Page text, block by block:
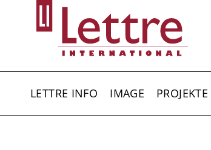
LETTRE INFO IMAGE PROJEKTE